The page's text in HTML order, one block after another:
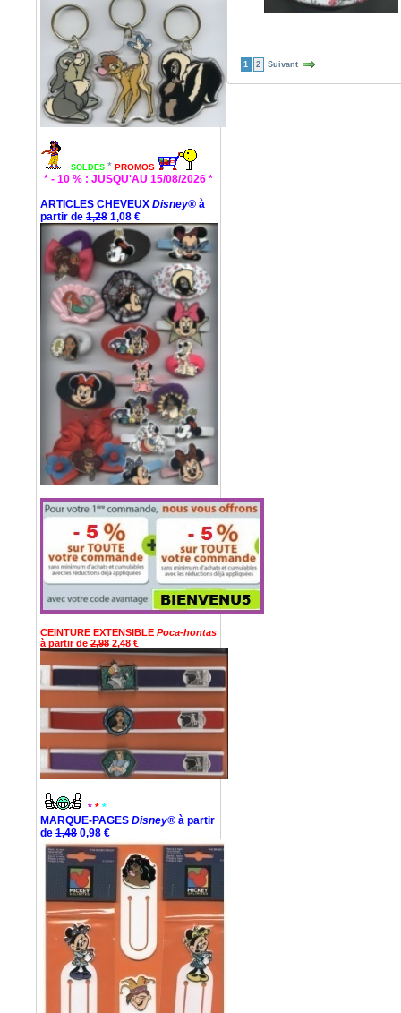
SOLDES * PROMOS
* - 10 % : JUSQU'AU 15/08/2026 *
ARTICLES CHEVEUX Disney® à
partir de 1,28 1,08 €
CEINTURE EXTENSIBLE Poca-hontas
à partir de 2,98 2,48 €
* * *
MARQUE-PAGES Disney® à partir
de 1,48 0,98 €
1 2 Suivant